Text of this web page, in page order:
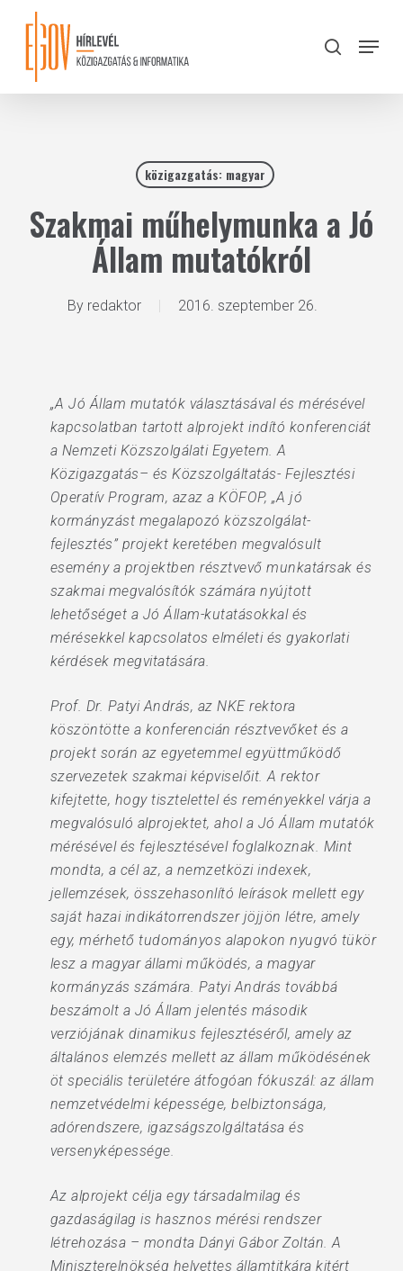
content
search
Menu
közigazgatás: magyar
Szakmai műhelymunka a Jó
Állam mutatókról
By redaktor 2016. szeptember 26.
„A Jó Állam mutatók választásával és mérésével
kapcsolatban tartott alprojekt indító konferenciát
a Nemzeti Közszolgálati Egyetem. A
Közigazgatás– és Közszolgáltatás- Fejlesztési
Operatív Program, azaz a KÖFOP, „A jó
kormányzást megalapozó közszolgálat-
fejlesztés” projekt keretében megvalósult
esemény a projektben résztvevő munkatársak és
szakmai megvalósítók számára nyújtott
lehetőséget a Jó Állam-kutatásokkal és
mérésekkel kapcsolatos elméleti és gyakorlati
kérdések megvitatására.
Prof. Dr. Patyi András, az NKE rektora
köszöntötte a konferencián résztvevőket és a
projekt során az egyetemmel együttműködő
szervezetek szakmai képviselőit. A rektor
kifejtette, hogy tisztelettel és reményekkel várja a
megvalósuló alprojektet, ahol a Jó Állam mutatók
mérésével és fejlesztésével foglalkoznak. Mint
mondta, a cél az, a nemzetközi indexek,
jellemzések, összehasonlító leírások mellett egy
saját hazai indikátorrendszer jöjjön létre, amely
egy, mérhető tudományos alapokon nyugvó tükör
lesz a magyar állami működés, a magyar
kormányzás számára. Patyi András továbbá
beszámolt a Jó Állam jelentés második
verziójának dinamikus fejlesztéséről, amely az
általános elemzés mellett az állam működésének
öt speciális területére átfogóan fókuszál: az állam
nemzetvédelmi képessége, belbiztonsága,
adórendszere, igazságszolgáltatása és
versenyképessége.
Az alprojekt célja egy társadalmilag és
gazdaságilag is hasznos mérési rendszer
létrehozása – mondta Dányi Gábor Zoltán. A
Miniszterelnökség helyettes államtitkára kitért
Close